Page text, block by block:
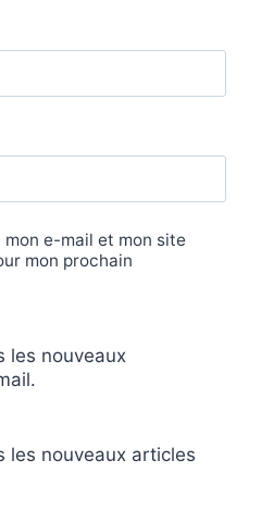
e-mail et mon site
mon prochain
les nouveaux
les nouveaux articles